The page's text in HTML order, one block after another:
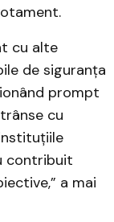
cu alte
de siguranța
prompt
cu
contribuit
a mai